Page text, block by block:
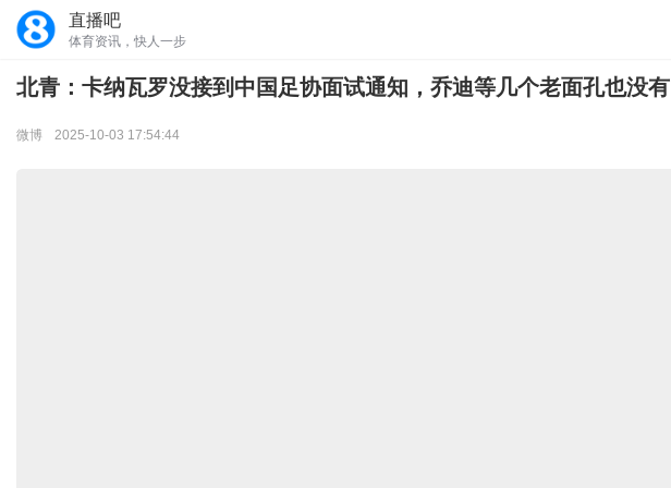
直播吧
体育资讯，快人一步
北青：卡纳瓦罗没接到中国足协面试通知，乔迪等几个老面孔也没有
微博 2025-10-03 17:54:44